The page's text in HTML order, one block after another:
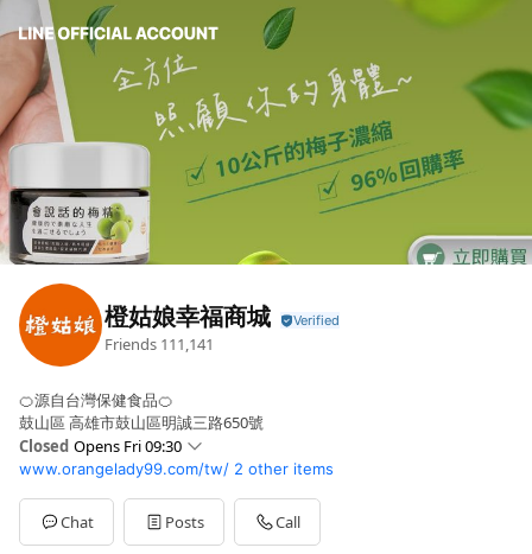
橙姑娘幸福商城
Friends 111,141
🍊源自台灣保健食品🍊
鼓山區 高雄市鼓山區明誠三路650號
Closed Opens Fri 09:30
SunClosed
Mon09:30 - 17:00
Tue09:30 - 17:00
Wed09:30 - 17:00
www.orangelady99.com/tw/ 2 other items
Chat Posts Call